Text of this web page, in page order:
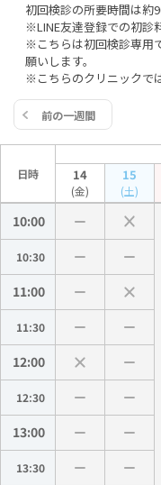
初回検診の所要時間は約
※LINE友達登録での初診
※こちらは初回検診専用
願いします。
※こちらのクリニックで
前の一週間
日時 14
(金)
15
(土)
10:00
10:30
11:00
11:30
12:00
12:30
13:00
13:30